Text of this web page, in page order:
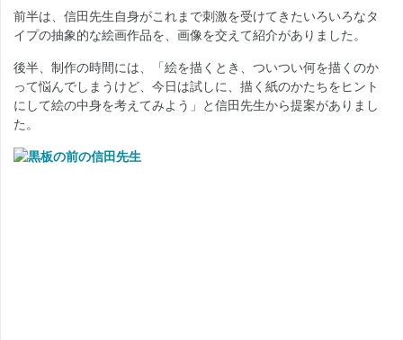
前半は、信田先生自身がこれまで刺激を受けてきたいろいろなタ
イプの抽象的な絵画作品を、画像を交えて紹介がありました。
後半、制作の時間には、「絵を描くとき、ついつい何を描くのか
って悩んでしまうけど、今日は試しに、描く紙のかたちをヒント
にして絵の中身を考えてみよう」と信田先生から提案がありまし
た。